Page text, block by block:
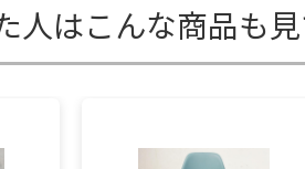
人はこんな商品も